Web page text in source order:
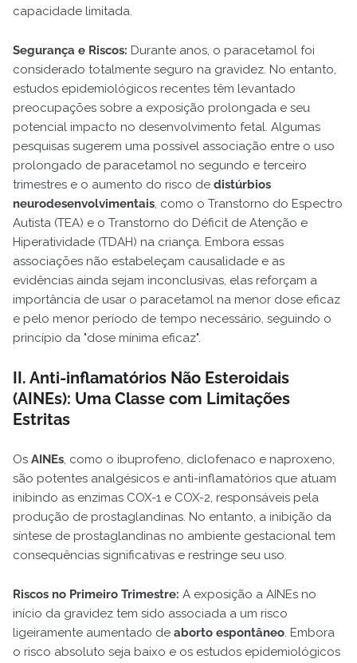
capacidade limitada.
Segurança e Riscos: Durante anos, o paracetamol foi
considerado totalmente seguro na gravidez. No entanto,
estudos epidemiológicos recentes têm levantado
preocupações sobre a exposição prolongada e seu
potencial impacto no desenvolvimento fetal. Algumas
pesquisas sugerem uma possível associação entre o uso
prolongado de paracetamol no segundo e terceiro
trimestres e o aumento do risco de distúrbios
neurodesenvolvimentais, como o Transtorno do Espectro
Autista (TEA) e o Transtorno do Déficit de Atenção e
Hiperatividade (TDAH) na criança. Embora essas
associações não estabeleçam causalidade e as
evidências ainda sejam inconclusivas, elas reforçam a
importância de usar o paracetamol na menor dose eficaz
e pelo menor período de tempo necessário, seguindo o
princípio da "dose mínima eficaz".
II. Anti-inflamatórios Não Esteroidais
(AINEs): Uma Classe com Limitações
Estritas
Os AINEs, como o ibuprofeno, diclofenaco e naproxeno,
são potentes analgésicos e anti-inflamatórios que atuam
inibindo as enzimas COX-1 e COX-2, responsáveis pela
produção de prostaglandinas. No entanto, a inibição da
síntese de prostaglandinas no ambiente gestacional tem
consequências significativas e restringe seu uso.
Riscos no Primeiro Trimestre: A exposição a AINEs no
início da gravidez tem sido associada a um risco
ligeiramente aumentado de aborto espontâneo. Embora
o risco absoluto seja baixo e os estudos epidemiológicos